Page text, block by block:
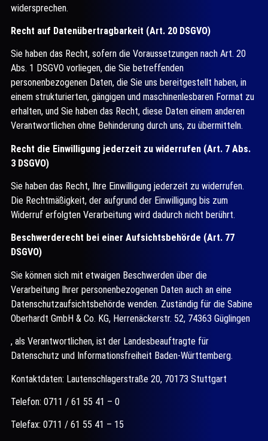
widersprechen.
Recht auf Datenübertragbarkeit (Art. 20 DSGVO)
Sie haben das Recht, sofern die Voraussetzungen nach Art. 20
Abs. 1 DSGVO vorliegen, die Sie betreffenden
personenbezogenen Daten, die Sie uns bereitgestellt haben, in
einem strukturierten, gängigen und maschinenlesbaren Format zu
erhalten, und Sie haben das Recht, diese Daten einem anderen
Verantwortlichen ohne Behinderung durch uns, zu übermitteln.
Recht die Einwilligung jederzeit zu widerrufen (Art. 7 Abs.
3 DSGVO)
Sie haben das Recht, Ihre Einwilligung jederzeit zu widerrufen.
Die Rechtmäßigkeit, der aufgrund der Einwilligung bis zum
Widerruf erfolgten Verarbeitung wird dadurch nicht berührt.
Beschwerderecht bei einer Aufsichtsbehörde (Art. 77
DSGVO)
Sie können sich mit etwaigen Beschwerden über die
Verarbeitung Ihrer personenbezogenen Daten auch an eine
Datenschutzaufsichtsbehörde wenden. Zuständig für die Sabine
Oberhardt GmbH & Co. KG, Herrenäckerstr. 52, 74363 Güglingen
, als Verantwortlichen, ist der Landesbeauftragte für
Datenschutz und Informationsfreiheit Baden-Württemberg.
Kontaktdaten: Lautenschlagerstraße 20, 70173 Stuttgart
Telefon: 0711 / 61 55 41 – 0
Telefax: 0711 / 61 55 41 – 15